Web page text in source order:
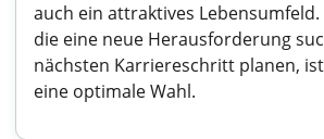
auch ein attraktives
die eine neue Herausforderung
nächsten Karriereschritt planen,
eine optimale Wahl.